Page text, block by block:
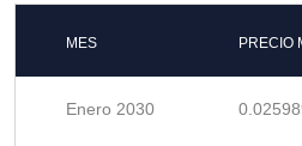
MES PRECIO
Enero 2030